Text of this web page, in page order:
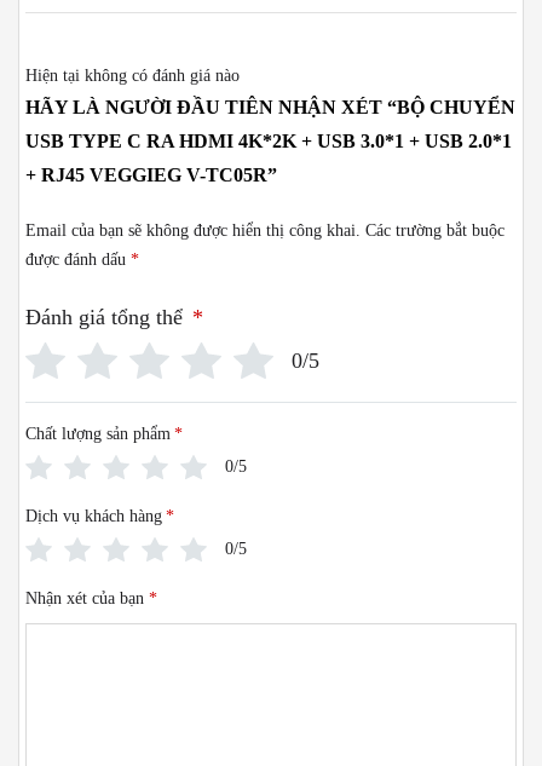
Hiện tại không có đánh giá nào
HÃY LÀ NGƯỜI ĐẦU TIÊN NHẬN XÉT “BỘ CHUYỂN
USB TYPE C RA HDMI 4K*2K + USB 3.0*1 + USB 2.0*1
+ RJ45 VEGGIEG V-TC05R”
Email của bạn sẽ không được hiển thị công khai. Các trường bắt buộc
được đánh dấu *
Đánh giá tổng thể *
0/5
Chất lượng sản phẩm *
0/5
Dịch vụ khách hàng *
0/5
Nhận xét của bạn *